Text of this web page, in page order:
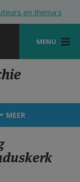
en thema's
MENU
MEER